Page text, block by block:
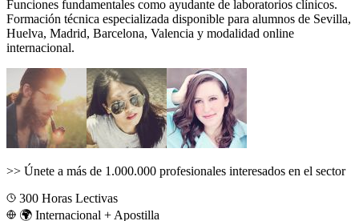
Funciones fundamentales como ayudante de laboratorios clínicos.
Formación técnica especializada disponible para alumnos de Sevilla,
Huelva, Madrid, Barcelona, Valencia y modalidad online
internacional.
>> Únete a más de 1.000.000 profesionales interesados en el sector
300 Horas Lectivas
🌍 Internacional + Apostilla